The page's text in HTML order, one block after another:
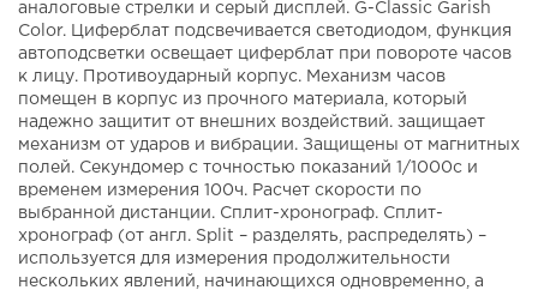
аналоговые стрелки и серый дисплей. G-Classic Garish
Color. Циферблат подсвечивается светодиодом, функция
автоподсветки освещает циферблат при повороте часов
к лицу. Противоударный корпус. Механизм часов
помещен в корпус из прочного материала, который
надежно защитит от внешних воздействий. защищает
механизм от ударов и вибрации. Защищены от магнитных
полей. Секундомер с точностью показаний 1/1000с и
временем измерения 100ч. Расчет скорости по
выбранной дистанции. Сплит-хронограф. Сплит-
хронограф (от англ. Split – разделять, распределять) –
используется для измерения продолжительности
нескольких явлений, начинающихся одновременно, а